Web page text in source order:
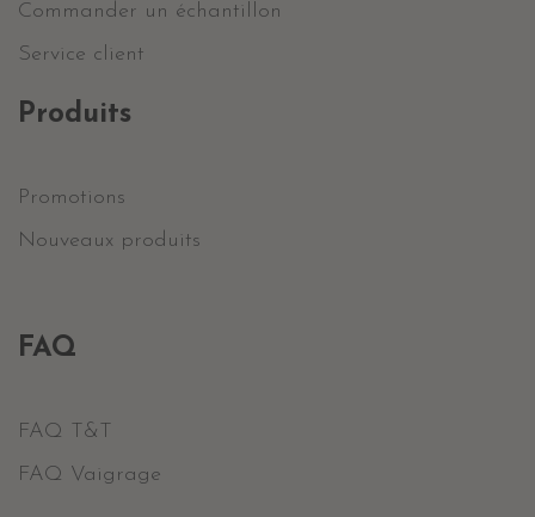
Commander un échantillon
Service client
Produits
Promotions
Nouveaux produits
FAQ
FAQ T&T
FAQ Vaigrage